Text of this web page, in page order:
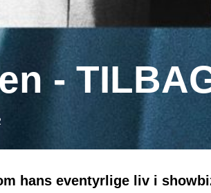
-
hans eventyrlige liv i